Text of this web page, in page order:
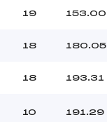
19 153.00
18 180.05
18 193.31
10 191.29